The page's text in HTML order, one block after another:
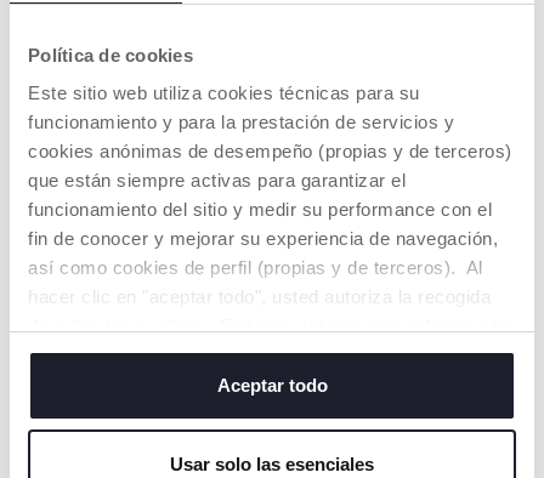
Política de cookies
Este sitio web utiliza cookies técnicas para su
funcionamiento y para la prestación de servicios y
cookies anónimas de desempeño (propias y de terceros)
que están siempre activas para garantizar el
funcionamiento del sitio y medir su performance con el
fin de conocer y mejorar su experiencia de navegación,
así como cookies de perfil (propias y de terceros). Al
hacer clic en "aceptar todo", usted autoriza la recogida
o cambiar o revocar el consentimiento de todas o
algunas cookies, haga clic en "mostrar detalles". Al
cerrar este banner, usted consiente en utilizar
servicio solicitado.
Aceptar todo
Usar solo las esenciales
redondo
Price reduced from
€ 22,99 -44%
to
desde € 12,99
AÑADIR
Ositos
€ 22,99
AÑADIR
HASTA -60% HASTA -60%